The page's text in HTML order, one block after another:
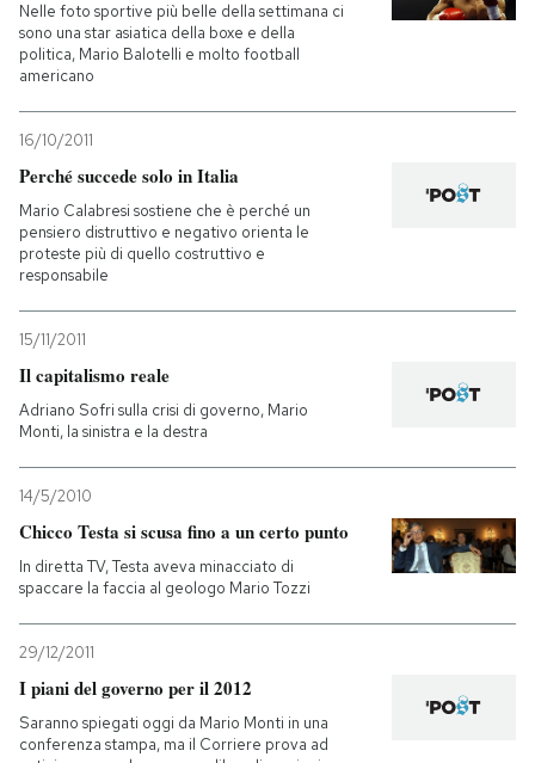
Nelle foto sportive più belle della settimana ci
sono una star asiatica della boxe e della
politica, Mario Balotelli e molto football
americano
16/10/2011
Perché succede solo in Italia
Mario Calabresi sostiene che è perché un
pensiero distruttivo e negativo orienta le
proteste più di quello costruttivo e
responsabile
15/11/2011
Il capitalismo reale
Adriano Sofri sulla crisi di governo, Mario
Monti, la sinistra e la destra
14/5/2010
Chicco Testa si scusa fino a un certo punto
In diretta TV, Testa aveva minacciato di
spaccare la faccia al geologo Mario Tozzi
29/12/2011
I piani del governo per il 2012
Saranno spiegati oggi da Mario Monti in una
conferenza stampa, ma il Corriere prova ad